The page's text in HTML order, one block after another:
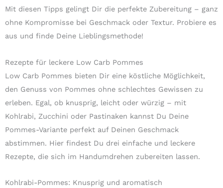
Mit diesen Tipps gelingt Dir die perfekte Zubereitung – ganz
ohne Kompromisse bei Geschmack oder Textur. Probiere es
aus und finde Deine Lieblingsmethode!
Rezepte für leckere Low Carb Pommes
Low Carb Pommes bieten Dir eine köstliche Möglichkeit,
den Genuss von Pommes ohne schlechtes Gewissen zu
erleben. Egal, ob knusprig, leicht oder würzig – mit
Kohlrabi, Zucchini oder Pastinaken kannst Du Deine
Pommes-Variante perfekt auf Deinen Geschmack
abstimmen. Hier findest Du drei einfache und leckere
Rezepte, die sich im Handumdrehen zubereiten lassen.
Kohlrabi-Pommes: Knusprig und aromatisch